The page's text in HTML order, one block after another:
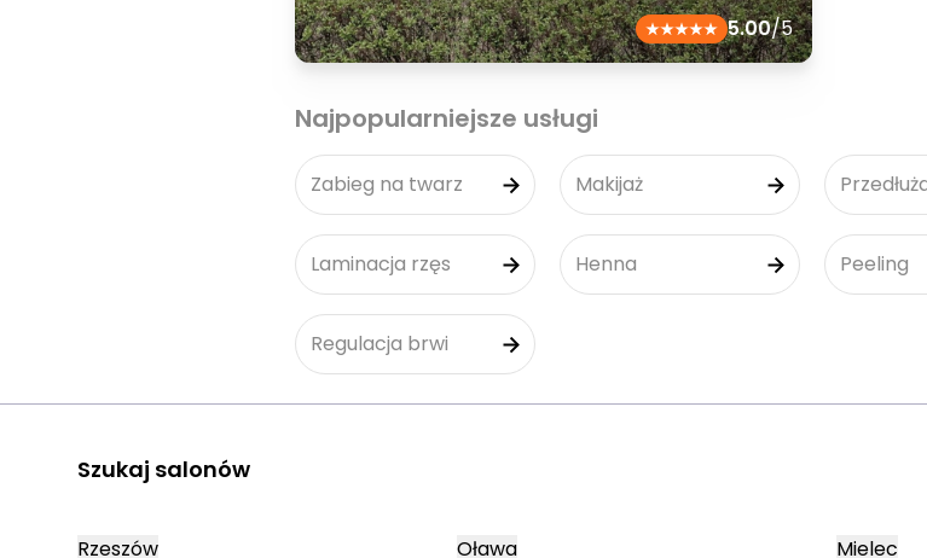
5.00/5
Najpopularniejsze usługi
Zabieg na twarz Makijaż
Laminacja rzęs Henna Peeling
Regulacja brwi
Szukaj salonów
Rzeszów Oława Mielec